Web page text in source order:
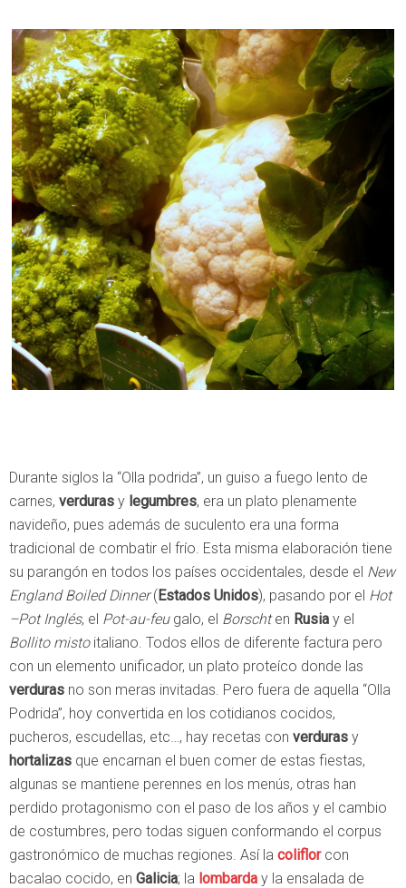
Durante siglos la “Olla podrida”, un guiso a fuego lento de
carnes, verduras y legumbres, era un plato plenamente
navideño, pues además de suculento era una forma
tradicional de combatir el frío. Esta misma elaboración tiene
su parangón en todos los países occidentales, desde el New
England Boiled Dinner(Estados Unidos), pasando por el Hot
–Pot Inglés, el Pot-au-feugalo, el Borschten Rusia y el
Bollito mistoitaliano. Todos ellos de diferente factura pero
con un elemento unificador, un plato proteíco donde las
verduras no son meras invitadas. Pero fuera de aquella “Olla
Podrida”, hoy convertida en los cotidianos cocidos,
pucheros, escudellas, etc…, hay recetas con verduras y
hortalizas que encarnan el buen comer de estas fiestas,
algunas se mantiene perennes en los menús, otras han
perdido protagonismo con el paso de los años y el cambio
de costumbres, pero todas siguen conformando el corpus
gastronómico de muchas regiones. Así la coliflor con
bacalao cocido, en Galicia; la lombarda y la ensalada de